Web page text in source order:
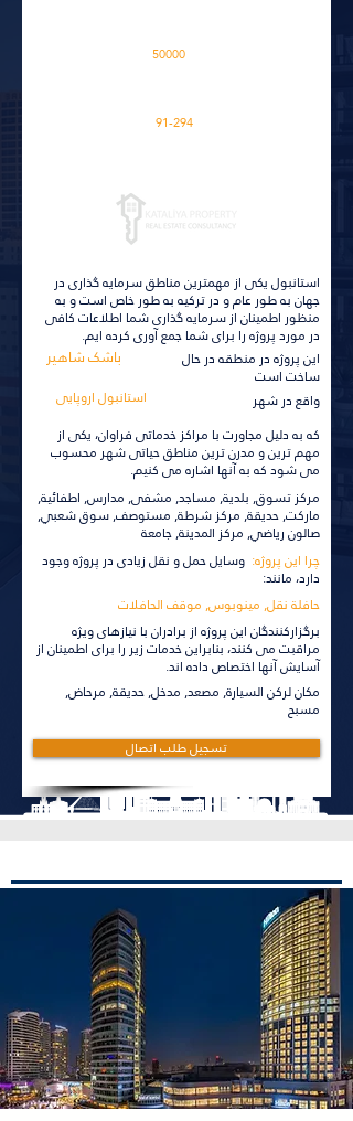
50000
91-294
استانبول یکی از مهمترین مناطق سرمایه گذاری در
جهان به طور عام و در ترکیه به طور خاص است و به
منظور اطمینان از سرمایه گذاری شما اطلاعات کافی
در مورد پروژه را برای شما جمع آوری کرده ایم.
باشک شاهیر این پروژه در منطقه در حال
ساخت است
استانبول اروپایی
واقع در شهر
که به دلیل مجاورت با مراکز خدماتی فراوان، یکی از
مهم ترین و مدرن ترین مناطق حیاتی شهر محسوب
می شود که به آنها اشاره می کنیم.
مركز تسوق, بلدية, مساجد, مشفى, مدارس, اطفائية,
ماركت, حديقة, مركز شرطة, مستوصف, سوق شعبي,
صالون رياضي, مركز المدينة, جامعة
چرا این پروژه: وسایل حمل و نقل زیادی در پروژه وجود
دارد، مانند:
حافلة نقل, مينوبوس, موقف الحافلات
برگزارکنندگان این پروژه از برادران با نیازهای ویژه
مراقبت می کنند، بنابراین خدمات زیر را برای اطمینان از
آسایش آنها اختصاص داده اند.
مكان لركن السيارة, مصعد, مدخل, حديقة, مرحاض,
مسبح
تسجيل طلب اتصال